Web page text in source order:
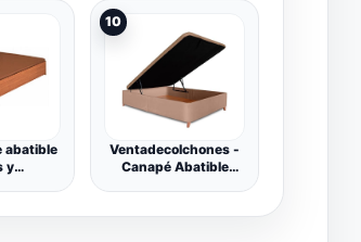
Redondeadas en
tapizada 3D
Transpirable + 4
válvulas aireación
(artico, 135x190cm)
abatible
y
10
Ventadecolchones -
Canapé Abatible
Tejido 3D